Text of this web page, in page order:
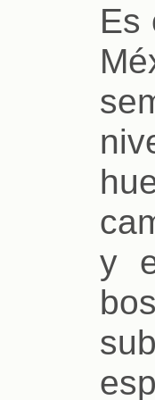
Es
y